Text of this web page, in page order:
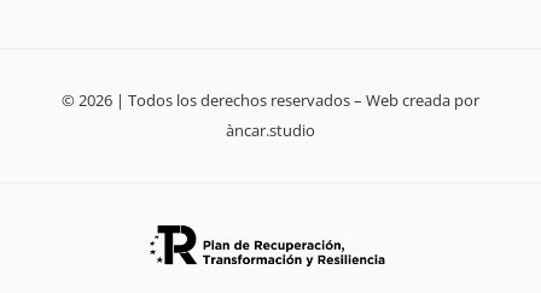
© 2026 | Todos los derechos reservados – Web creada por
àncar.studio